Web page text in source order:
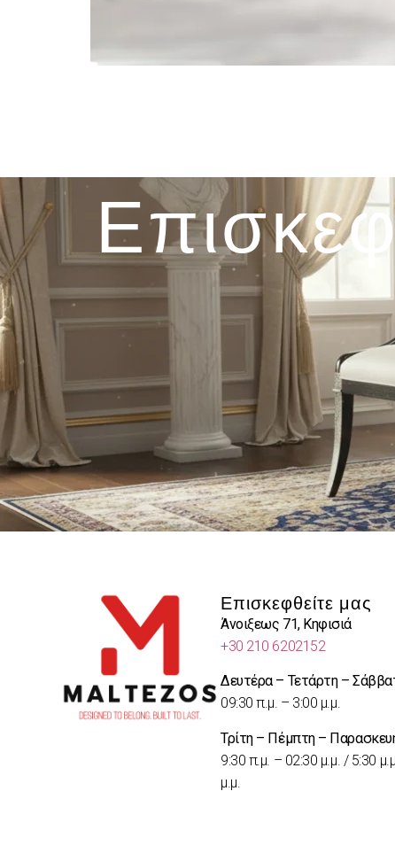
Επισκεφθείτε μας
Άνοιξεως 71, Κηφισιά
+30 210 6202152
Δευτέρα – Τετάρτη –
09:30 π.μ. – 3:00 μ.μ.
Τρίτη – Πέμπτη –
9:30 π.μ. – 02:30 μ.μ. / 5:30
μ.μ.